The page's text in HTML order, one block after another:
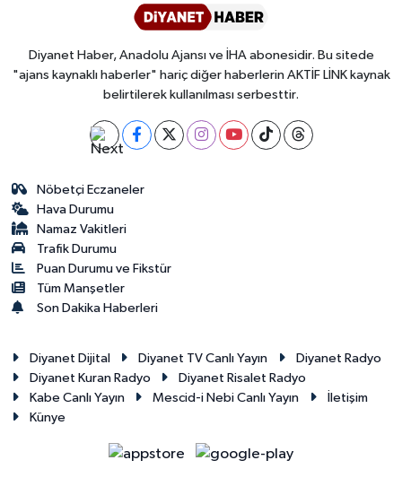
Diyanet Haber, Anadolu Ajansı ve İHA abonesidir. Bu sitede
"ajans kaynaklı haberler" hariç diğer haberlerin AKTİF LİNK kaynak
belirtilerek kullanılması serbesttir.
Nöbetçi Eczaneler
Hava Durumu
Namaz Vakitleri
Trafik Durumu
Puan Durumu ve Fikstür
Tüm Manşetler
Son Dakika Haberleri
Diyanet Dijital Diyanet TV Canlı Yayın
Diyanet Radyo
Diyanet Kuran Radyo
Diyanet Risalet Radyo
Kabe Canlı Yayın
Mescid-i Nebi Canlı Yayın
İletişim
Künye